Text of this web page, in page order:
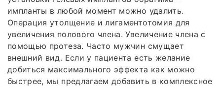
импланты в любой момент можно удалить.
Операция утолщение и лигаментотомия для
увеличения полового члена. Увеличение члена с
помощью протеза. Часто мужчин смущает
внешний вид. Если у пациента есть желание
добиться максимального эффекта как можно
быстрее, мы предлагаем добавить в комплексное